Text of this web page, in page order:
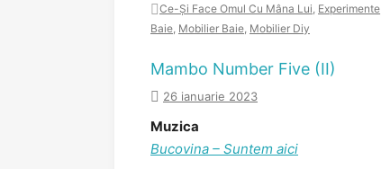
Ce-Și Face Omul Cu Mâna Lui Experimente
Baie Mobilier Baie Mobilier Diy
Mambo Number Five (II)
26 ianuarie 2023
Muzica
Bucovina – Suntem aici